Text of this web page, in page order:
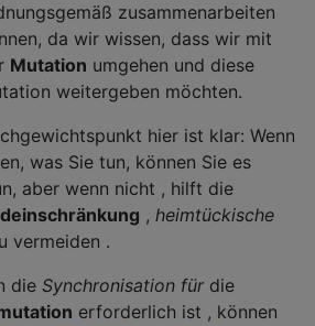
zusammenarbeiten
da wir wissen, dass wir mit
Mutation umgehen und diese
weitergeben möchten.
hier ist klar: Wenn
was Sie tun, können Sie es
aber wenn nicht , hilft die
, heimtückische
vermeiden .
die Synchronisation für die
erforderlich ist , können